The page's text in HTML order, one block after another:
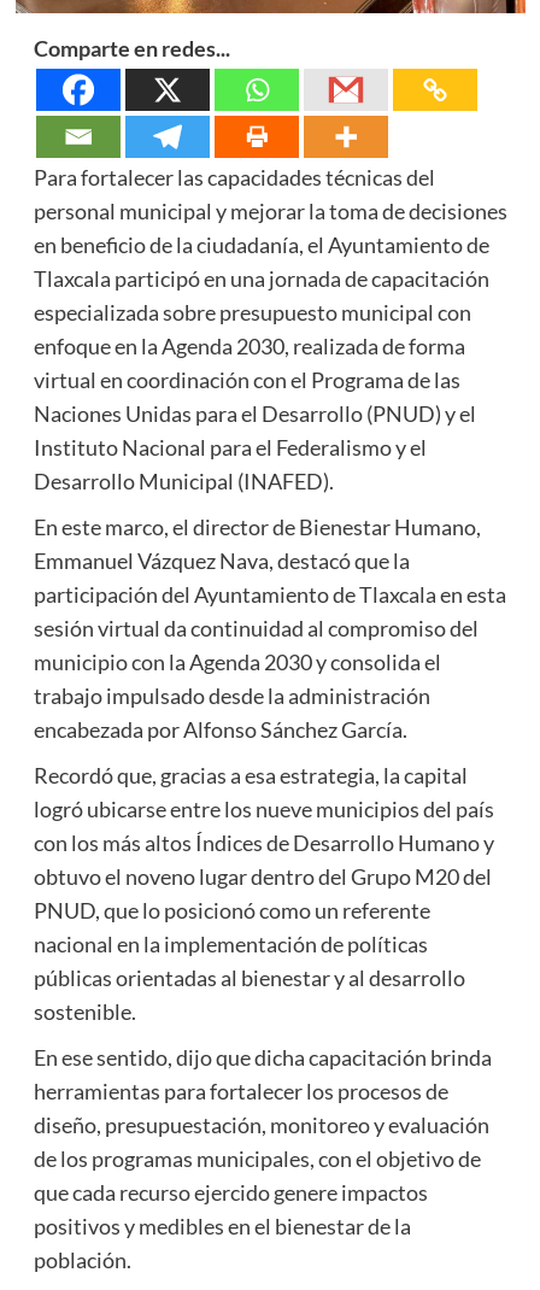
Comparte en redes...
Para fortalecer las capacidades técnicas del
personal municipal y mejorar la toma de decisiones
en beneficio de la ciudadanía, el Ayuntamiento de
Tlaxcala participó en una jornada de capacitación
especializada sobre presupuesto municipal con
enfoque en la Agenda 2030, realizada de forma
virtual en coordinación con el Programa de las
Naciones Unidas para el Desarrollo (PNUD) y el
Instituto Nacional para el Federalismo y el
Desarrollo Municipal (INAFED).
En este marco, el director de Bienestar Humano,
Emmanuel Vázquez Nava, destacó que la
participación del Ayuntamiento de Tlaxcala en esta
sesión virtual da continuidad al compromiso del
municipio con la Agenda 2030 y consolida el
trabajo impulsado desde la administración
encabezada por Alfonso Sánchez García.
Recordó que, gracias a esa estrategia, la capital
logró ubicarse entre los nueve municipios del país
con los más altos Índices de Desarrollo Humano y
obtuvo el noveno lugar dentro del Grupo M20 del
PNUD, que lo posicionó como un referente
nacional en la implementación de políticas
públicas orientadas al bienestar y al desarrollo
sostenible.
En ese sentido, dijo que dicha capacitación brinda
herramientas para fortalecer los procesos de
diseño, presupuestación, monitoreo y evaluación
de los programas municipales, con el objetivo de
que cada recurso ejercido genere impactos
positivos y medibles en el bienestar de la
población.